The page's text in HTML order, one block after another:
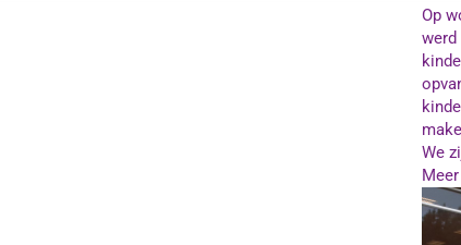
Op
werd
We